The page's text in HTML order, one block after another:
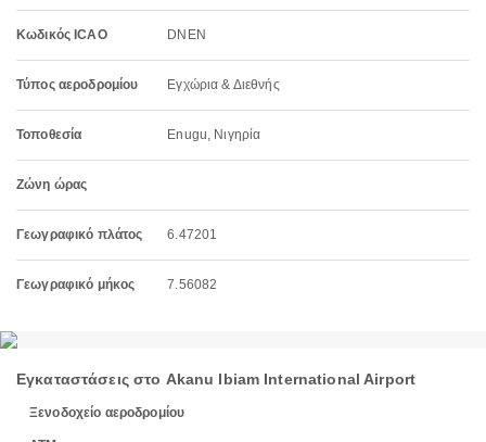
Κωδικός ICAO DNEN
Τύπος αεροδρομίου Εγχώρια & Διεθνής
Τοποθεσία Enugu, Νιγηρία
Ζώνη ώρας
Γεωγραφικό πλάτος 6.47201
Γεωγραφικό μήκος 7.56082
Εγκαταστάσεις στο Akanu Ibiam International Airport
Ξενοδοχείο αεροδρομίου